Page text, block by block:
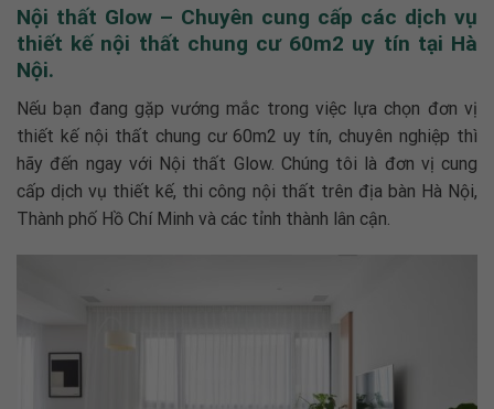
Nội thất Glow – Chuyên cung cấp các dịch vụ
thiết kế nội thất chung cư 60m2 uy tín tại Hà
Nội.
Nếu bạn đang gặp vướng mắc trong việc lựa chọn đơn vị
thiết kế nội thất chung cư 60m2 uy tín, chuyên nghiệp thì
hãy đến ngay với Nội thất Glow. Chúng tôi là đơn vị cung
cấp dịch vụ thiết kế, thi công nội thất trên địa bàn Hà Nội,
Thành phố Hồ Chí Minh và các tỉnh thành lân cận.